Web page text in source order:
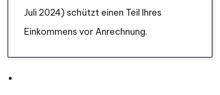
Juli 2024) schützt einen Teil Ihres
Einkommens vor Anrechnung.